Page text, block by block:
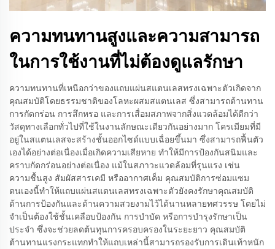
ความทนทานสูงและความสามารถ
ในการใช้งานที่ไม่ต้องดูแลรักษา
ความทนทานที่เหนือกว่าของแถบแผ่นสแตนเลสทรงเฉพาะตัวเกิดจาก
คุณสมบัติโดยธรรมชาติของโลหะผสมสแตนเลส ซึ่งสามารถต้านทาน
การกัดกร่อน การสึกหรอ และการเสื่อมสภาพจากสิ่งแวดล้อมได้ดีกว่า
วัสดุทางเลือกทั่วไปที่ใช้ในงานลักษณะเดียวกันอย่างมาก โครเมียมที่มี
อยู่ในสแตนเลสจะสร้างชั้นออกไซด์แบบเฉื่อยขึ้นมา ซึ่งสามารถฟื้นตัว
เองได้อย่างต่อเนื่องเมื่อเกิดความเสียหาย ทำให้มีการป้องกันสนิมและ
คราบกัดกร่อนอย่างต่อเนื่อง แม้ในสภาวะแวดล้อมที่รุนแรง เช่น
ความชื้นสูง สัมผัสสารเคมี หรืออากาศเค็ม คุณสมบัติการซ่อมแซม
ตนเองนี้ทำให้แถบแผ่นสแตนเลสทรงเฉพาะตัวยังคงรักษาคุณสมบัติ
ด้านการป้องกันและด้านความสวยงามไว้ได้นานหลายทศวรรษ โดยไม่
จำเป็นต้องใช้ชั้นเคลือบป้องกัน การบำบัด หรือการบำรุงรักษาเป็น
ประจำ ซึ่งจะช่วยลดต้นทุนการครอบครองในระยะยาว คุณสมบัติ
ต้านทานแรงกระแทกทำให้แถบเหล่านี้สามารถรองรับการเดินเท้าหนัก